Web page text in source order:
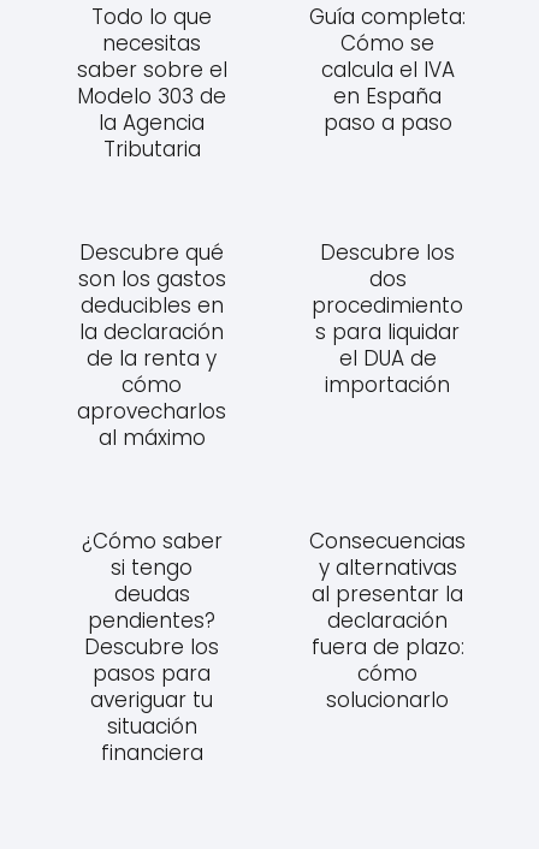
Todo lo que
necesitas
saber sobre el
Modelo 303 de
la Agencia
Tributaria
Guía completa:
Cómo se
calcula el IVA
en España
paso a paso
Descubre qué
son los gastos
deducibles en
la declaración
de la renta y
cómo
aprovecharlos
al máximo
Descubre los
dos
procedimiento
s para liquidar
el DUA de
importación
¿Cómo saber
si tengo
deudas
pendientes?
Descubre los
pasos para
averiguar tu
situación
financiera
Consecuencias
y alternativas
al presentar la
declaración
fuera de plazo:
cómo
solucionarlo